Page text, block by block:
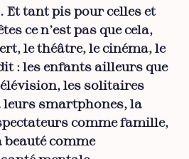
Et tant pis pour celles et
ce n’est pas que cela,
le théâtre, le cinéma, le
: les enfants ailleurs que
les solitaires
leurs smartphones, la
comme famille,
beauté comme